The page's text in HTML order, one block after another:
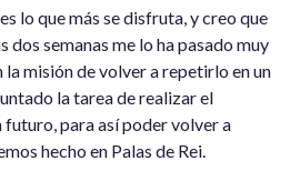
lo que más se disfruta, y creo que
dos semanas me lo ha pasado muy
la misión de volver a repetirlo en un
la tarea de realizar el
futuro, para así poder volver a
hecho en Palas de Rei.